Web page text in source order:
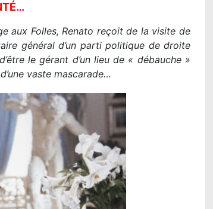
aux Folles, Renato reçoit de la visite de
général d’un parti politique de droite
le gérant d’un lieu de « débauche »
vaste mascarade…